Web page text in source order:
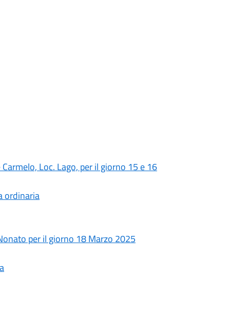
Loc. Lago, per il giorno 15 e 16
ordinaria
per il giorno 18 Marzo 2025